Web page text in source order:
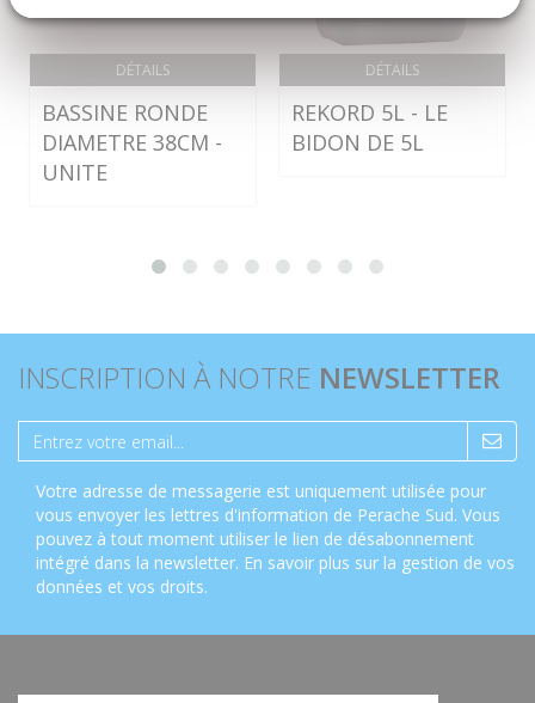
DÉTAILS
BASSINE RONDE
DIAMETRE 38CM -
UNITE
DÉTAILS
REKORD 5L - LE
BIDON DE 5L
INSCRIPTION À NOTRE NEWSLETTER
Votre adresse de messagerie est uniquement utilisée pour
vous envoyer les lettres d'information de Perache Sud. Vous
pouvez à tout moment utiliser le lien de désabonnement
intégré dans la newsletter. En savoir plus sur la gestion de vos
données et vos droits.